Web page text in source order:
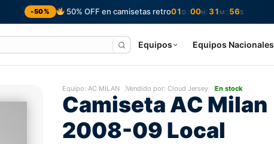
-50% 50% OFF en camisetas retro01 D :00H : 31 M : 55S
Equipos Equipos Nacionales
Equipo: AC MILAN Vendido por: Cloud Jersey En stock
Camiseta AC Milan
2008-09 Local